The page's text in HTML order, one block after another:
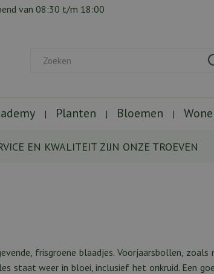
EN KWALITEIT ZIJN ONZE TROEVEN
van 08:30 t/m 18:00
Planten Bloemen
frisgroene blaadjes. Voorjaarsbollen, zoals
staat weer in bloei, inclusief het onkruid. Een